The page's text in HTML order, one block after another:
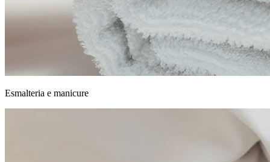
Esmalteria e manicure